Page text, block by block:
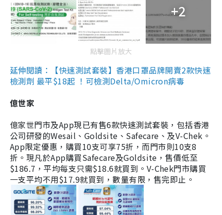
+2
點擊圖片放大
延伸閱讀：【快速測試套裝】香港口罩品牌開賣2款快速
檢測劑 最平$18起 ！可檢測Delta/Omicron病毒
億世家
億家世門市及App現已有售6款快速測試套裝，包括香港
公司研發的Wesail、Goldsite、Safecare、及V-Chek。
App限定優惠，購買10支可享75折，而門市則10支8
折。現凡於App購買Safecare及Goldsite，售價低至
$186.7，平均每支只需$18.6就買到。V-Chek門市購買
一支平均不用$17.9就買到，數量有限，售完即止。